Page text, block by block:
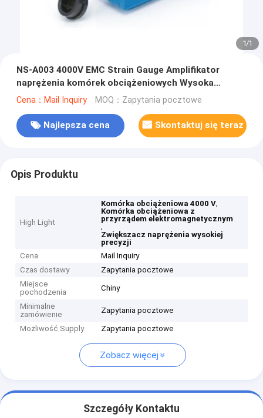
1/1
NS-A003 4000V EMC Strain Gauge Amplifikator
naprężenia komórek obciążeniowych Wysoka
precyzja
Cena：Mail Inquiry MOQ：Zapytania pocztowe
Najlepsza cena Skontaktuj się teraz
Opis Produktu
High Light
Komórka obciążeniowa 4000 V,
Komórka obciążeniowa z
przyrządem elektromagnetycznym
,
Zwiększacz naprężenia wysokiej
precyzji
Cena
Mail Inquiry
Czas dostawy
Zapytania pocztowe
Miejsce
pochodzenia
Chiny
Minimalne
zamówienie
Zapytania pocztowe
Możliwość Supply Zapytania pocztowe
Zobacz więcej
Szczegóły Kontaktu